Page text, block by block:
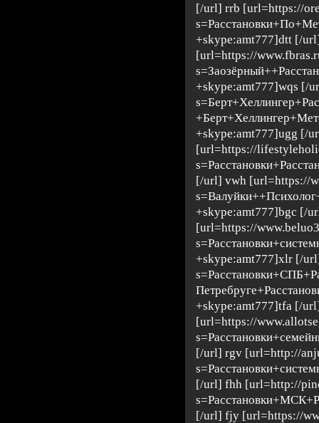
[/url] rrb [url=https://
+skype:amt777]dtt [/
[url=https://
+skype:amt777]wqs [/
+skype:amt777]ugg [/
[url=https://
[/url] vwh [url=https://
+skype:amt777]bgc [/
[url=https://
+skype:amt777]xlr [/
+skype:amt777]tfa [/
[url=https://
[/url] rgv [url=http://
[/url] fhh [url=http://
[/url] fjy [url=https://